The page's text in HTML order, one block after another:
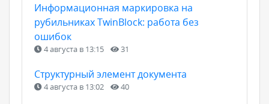
Информационная маркировка на
рубильниках TwinBlock: работа без
ошибок
4 августа в 13:15 31
Структурный элемент документа
4 августа в 13:02 40